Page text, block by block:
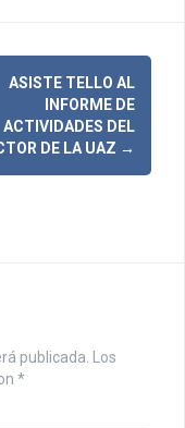
ASISTE TELLO AL
INFORME DE
ACTIVIDADES DEL
DE LA UAZ →
publicada.
Los
*